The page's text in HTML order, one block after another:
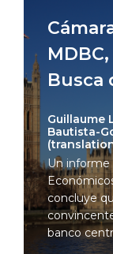
Busca
Guillaume
Bautista-
Un informe
concluye
banco